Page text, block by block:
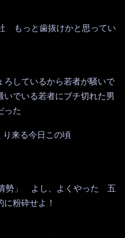
もっと歯抜けかと思ってい
ろしているから若者が騒いで
いでいる若者にブチ切れた男
った
来る今日この頃
勢」 よし、よくやった 五
粉砕せよ！